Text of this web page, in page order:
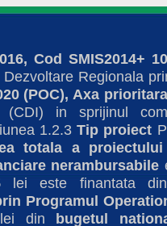
Cod SMIS2014+
Regionala
(POC), Axa
in sprijinul
1.2.3 Tip proiect
totala a proiectului
nerambursabile
lei este finantata
Programul
din bugetul